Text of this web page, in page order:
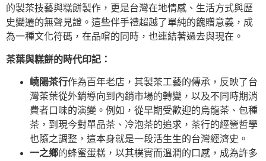
的製茶技藝與糕餅製作，更是台灣在地情感、生活方式與歷
史變遷的無聲見證。這些伴手禮超越了單純的餽贈意義，成
為一種文化符碼，在品嚐的同時，也連結著過去與現在。
茶葉與糕餅的時代印記：
嶢陽茶行作為百年老店，其製茶工藝的傳承，反映了台
灣茶葉從外銷導向到內銷市場的轉變，以及不同時期消
費者口味的演變。例如，從早期受歡迎的烏龍茶、包種
茶，到現今對單品茶、冷泡茶的追求，茶行的經營哲學
也隨之調整，這本身就是一段活生生的台灣經濟史。
一之鄉的蜂蜜蛋糕，以其樸實而溫潤的口感，成為許多